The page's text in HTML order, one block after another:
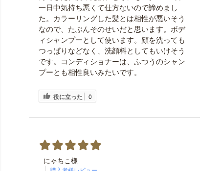
一日中気持ち悪くて仕方ないので諦めまし
た。カラーリングした髪とは相性が悪いそう
なので、たぶんそのせいだと思います。ボデ
ィシャンプーとして使います。顔を洗っても
つっぱりなどなく、洗顔料としてもいけそう
です。コンディショナーは、ふつうのシャン
プーとも相性良いみたいです。
役に立った 0
にゃちこ様